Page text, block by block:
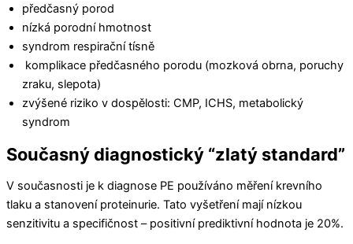
předčasný porod
nízká porodní hmotnost
syndrom respirační tísně
komplikace předčasného porodu (mozková obrna, poruchy
zraku, slepota)
zvýšené riziko v dospělosti: CMP, ICHS, metabolický
syndrom
Současný diagnostický “zlatý standard”
V současnosti je k diagnose PE používáno měření krevního
tlaku a stanovení proteinurie. Tato vyšetření mají nízkou
senzitivitu a specifičnost – positivní prediktivní hodnota je 20%.